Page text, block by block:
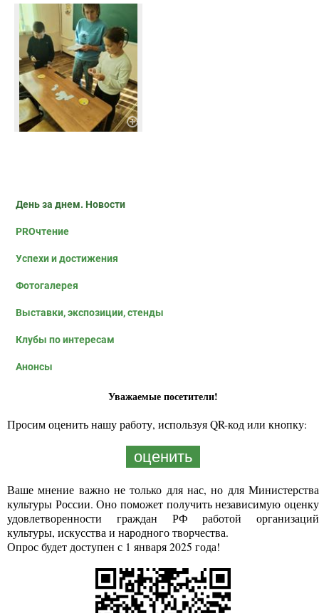
День за днем. Новости
PROчтение
Успехи и достижения
Фотогалерея
Выставки, экспозиции, стенды
Клубы по интересам
Анонсы
Уважаемые посетители!
Просим оценить нашу работу, используя QR-код или кнопку:
оценить
Ваше мнение важно не только для нас, но для Министерства
культуры России. Оно поможет получить независимую оценку
удовлетворенности граждан РФ работой организаций
культуры, искусства и народного творчества.
Опрос будет доступен с 1 января 2025 года!